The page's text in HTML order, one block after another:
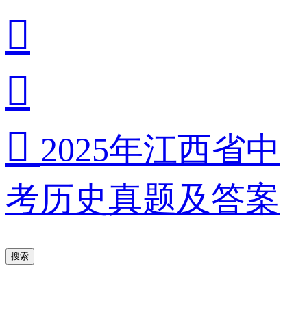


 2025年江西省中
考历史真题及答案
搜索